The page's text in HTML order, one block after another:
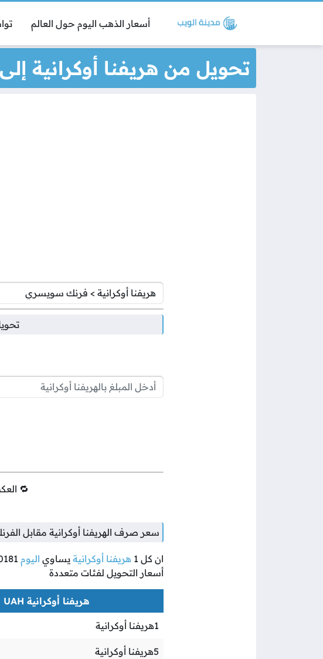
أسعار الذهب اليوم حول العالم
تحويل من هريفنا أوكرانية
🔁
سعر صرف الهريفنا أوكرانية مقابل
ان كل 1 هريفنا أوكرانية يساوي اليوم
أسعار التحويل لفئات متعددة
هريفنا أوكرانية UAH
1هريفنا أوكرانية
5هريفنا أوكرانية